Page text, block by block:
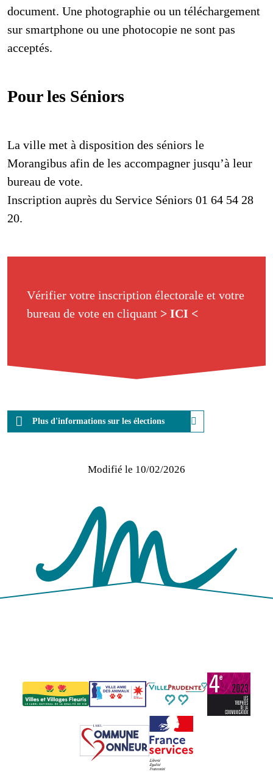
document. Une photographie ou un téléchargement
sur smartphone ou une photocopie ne sont pas
acceptés.
Pour les Séniors
La ville met à disposition des séniors le
Morangibus afin de les accompagner jusqu’à leur
bureau de vote.
Inscription auprès du Service Séniors 01 64 54 28
20.
Vérifier votre inscription électorale et votre
bureau de vote en cliquant > ICI <
Plus d'informations sur les élections
Modifié le 10/02/2026